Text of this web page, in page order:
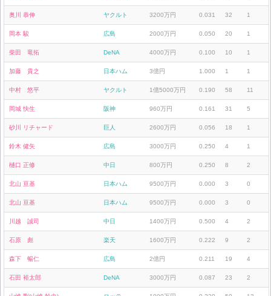
奥川 恭伸 ヤクルト 3200万円 0.031 32 1
岡本 駿 広島 2000万円 0.050 20 1
柴田 竜拓 DeNA 4000万円 0.100 10 1
加藤 貴之 日本ハム 3億円 1.000 1 1
中村 悠平 ヤクルト 1億5000万円 0.190 58 11
岡城 快生 阪神 960万円 0.161 31 5
砂川 リチャード 巨人 2600万円 0.056 18 1
鈴木 健矢 広島 3000万円 0.250 4 1
樋口 正修 中日 800万円 0.250 8 2
北山 亘基 日本ハム 9500万円 0.000 3 0
北山 亘基 日本ハム 9500万円 0.000 3 0
川越 誠司 中日 1400万円 0.500 4 2
石原 彪 楽天 1600万円 0.222 9 2
森下 暢仁 広島 2億円 0.211 19 4
石田 裕太郎 DeNA 3000万円 0.087 23 2